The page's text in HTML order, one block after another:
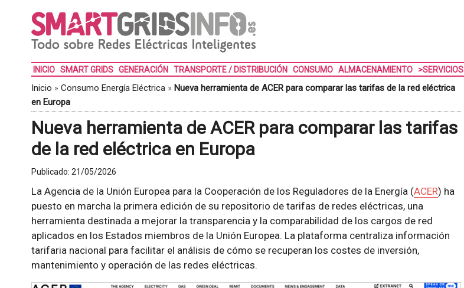
INICIO SMART GRIDS GENERACIÓN TRANSPORTE / DISTRIBUCIÓN CONSUMO ALMACENAMIENTO >SERVICIOS
Inicio » Consumo Energía Eléctrica» Nueva herramienta de ACER para comparar las tarifas de la red eléctrica
en Europa
Nueva herramienta de ACER para comparar las tarifas
de la red eléctrica en Europa
Publicado: 21/05/2026
La Agencia de la Unión Europea para la Cooperación de los Reguladores de la Energía (ACER) ha
puesto en marcha la primera edición de su repositorio de tarifas de redes eléctricas, una
herramienta destinada a mejorar la transparencia y la comparabilidad de los cargos de red
aplicados en los Estados miembros de la Unión Europea. La plataforma centraliza información
tarifaria nacional para facilitar el análisis de cómo se recuperan los costes de inversión,
mantenimiento y operación de las redes eléctricas.